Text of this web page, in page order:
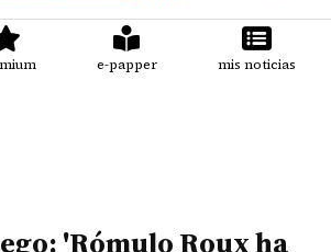
e-papper mis noticias
'Rómulo Roux ha